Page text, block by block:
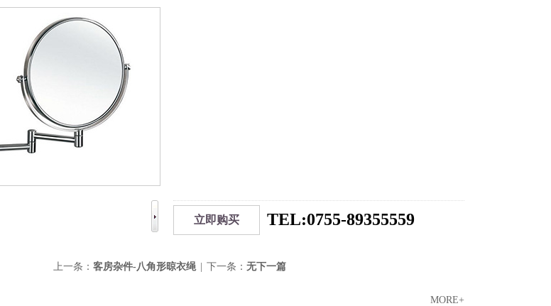
立即购买 TEL:0755-89355559
上一条： 客房杂件-八角形晾衣绳 下一条： 无下一篇
MORE+